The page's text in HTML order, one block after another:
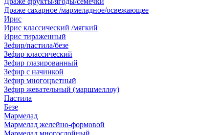
Драже сахарное /мармеладное/освежающее
Ирис
Ирис классический /мягкий
Ирис тираженный
Зефир/пастила/безе
Зефир классический
Зефир глазированный
Зефир с начинкой
Зефир многоцветный
Зефир жевательный (маршмеллоу)
Пастила
Безе
Мармелад
Мармелад желейно-формовой
Мармелад многослойный